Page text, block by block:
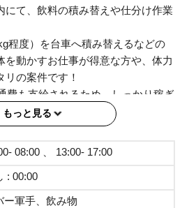
にて、飲料の積み替えや仕分け作業
程度）を台車へ積み替えるなどの
を動かすお仕事が得意な方や、体力
の案件です！
費も支給されるため、しっかり稼ぎ
年代の方が活躍できる環境ですの
にご応募ください！
もっと見る
08:00 、 13:00- 17:00
: 00:00
ー軍手、飲み物